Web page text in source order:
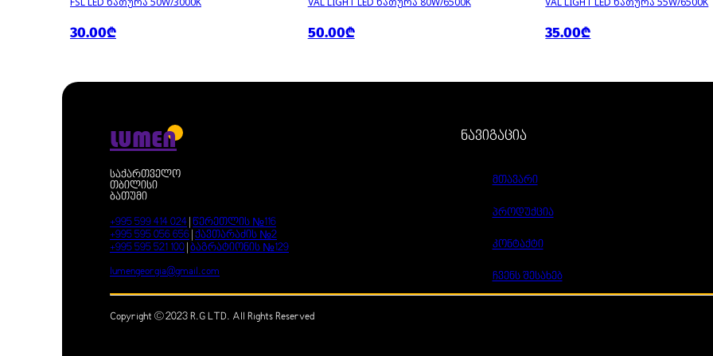
30.00₾ 50.00₾ 35.00₾
LUMEN
საქართველო
თბილისი
ბათუმი
+995 599 414 024 წერეთლის №116
+995 595 056 656 ქავთარაძის №2
+995 595 521 100 ბაგრატიონის №129
lumengeorgia@gmail.com
ნავიგაცია
მთავარი
პროდუქცია
კონტაქტი
ჩვენს შესახებ
Copyright © 2023 R.G LTD. All Rights Reserved